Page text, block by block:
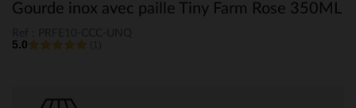
Gourde inox avec paille Tiny Farm Rose 350ML
5.0